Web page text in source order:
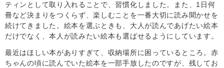
ティンとして取り入れることで、習慣化しました。また、1日何
冊など決まりをつくらず、楽しむことを一番大切に読み聞かせを
続けてきました。絵本を選ぶときも、大人が読んであげたい絵本
だけでなく、本人が読みたい絵本も選ばせるようにしています。
最近はほしい本がありすぎて、収納場所に困っているところ。赤
ちゃんの頃に読んでいた絵本を一部手放したのですが、残してお